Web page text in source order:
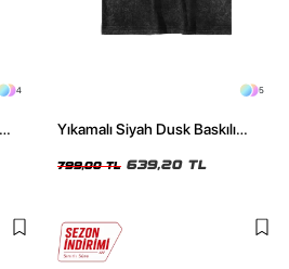
4 5
Yıkamalı Siyah Dusk Baskılı
799,00 TL 639,20 TL